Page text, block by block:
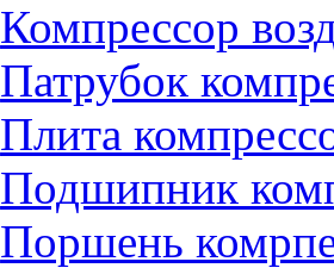
Компрессор
Патрубок
Плита
Подшипник
Поршень